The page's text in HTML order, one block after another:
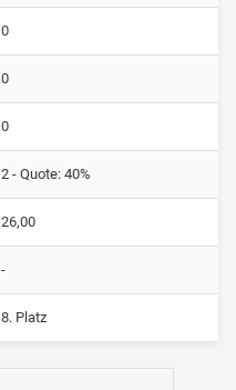
0
0
0
2 - Quote: 40%
26,00
-
8. Platz